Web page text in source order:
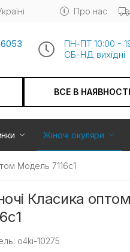
Про нас
ПН-ПТ 10:00 -
СБ-НД вихiдні
ВСЕ В НАЯВНОСТІ
Жіночі окуляри
Модель 7116с1
Класика
o4ki-10275